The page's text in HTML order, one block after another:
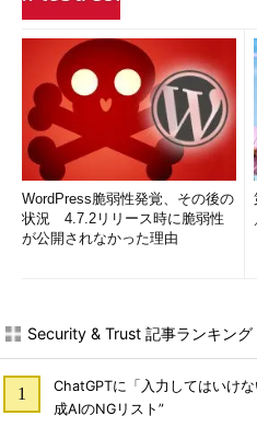
WordPress脆弱性発覚、その後の
状況 4.7.2リリース時に脆弱性
が公開されなかった理由
Security & Trust 記事ランキング
ChatGPTに「入力してはいけ
成AIのNGリスト”